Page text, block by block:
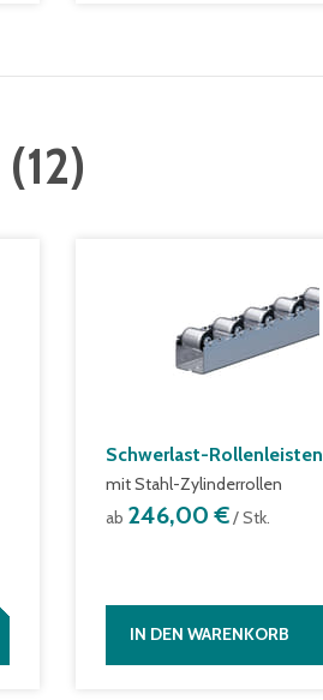
(12)
Schwerlast-Rollenleisten
mit Stahl-Zylinderrollen
ab 246,00 €/ Stk.
IN DEN WARENKORB